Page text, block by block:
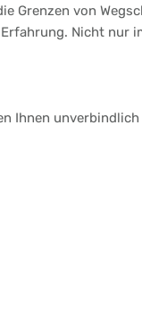
Grenzen von
Nicht nur
Ihnen